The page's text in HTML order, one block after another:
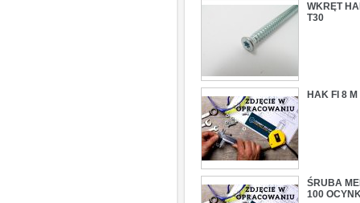
WKRĘT
T30
HAK FI 8
ŚRUBA
100